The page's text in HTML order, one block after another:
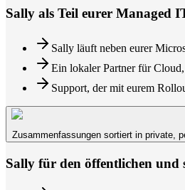
Sally als Teil eurer Managed
Sally läuft neben eurer
Ein lokaler Partner für
Support, der mit eurem
Zusammenfassungen sortiert in private,
Sally für den öffentlichen und